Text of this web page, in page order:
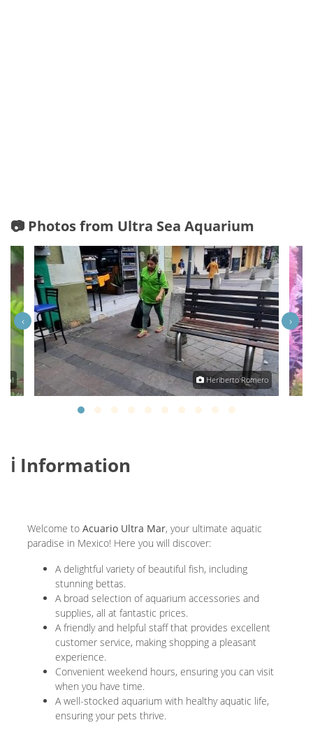
📷 Photos from Ultra Sea Aquarium
Heriberto Romero
‹ ›
ℹ️ Information
Welcome to Acuario Ultra Mar, your ultimate aquatic
paradise in Mexico! Here you will discover:
A delightful variety of beautiful fish, including
stunning bettas.
A broad selection of aquarium accessories and
supplies, all at fantastic prices.
A friendly and helpful staff that provides excellent
customer service, making shopping a pleasant
experience.
Convenient weekend hours, ensuring you can visit
when you have time.
A well-stocked aquarium with healthy aquatic life,
ensuring your pets thrive.